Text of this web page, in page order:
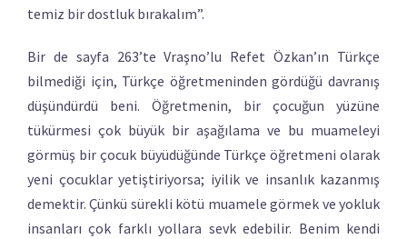
temiz bir dostluk bırakalım”.
Bir de sayfa 263’te Vraşno’lu Refet Özkan’ın Türkçe
bilmediği için, Türkçe öğretmeninden gördüğü davranış
düşündürdü beni. Öğretmenin, bir çocuğun yüzüne
tükürmesi çok büyük bir aşağılama ve bu muameleyi
görmüş bir çocuk büyüdüğünde Türkçe öğretmeni olarak
yeni çocuklar yetiştiriyorsa; iyilik ve insanlık kazanmış
demektir. Çünkü sürekli kötü muamele görmek ve yokluk
insanları çok farklı yollara sevk edebilir. Benim kendi